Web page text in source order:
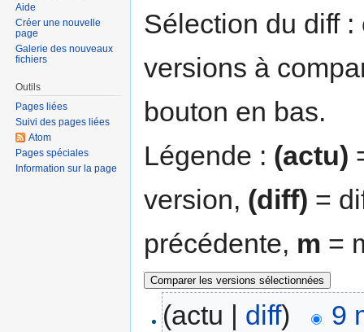
Sélection du diff
versions à
bouton en bas.
Légende : (actu)
version, (diff) =
précédente, m =
(actu | diff)
9
Aide
Créer une nouvelle
page
Galerie des nouveaux
fichiers
Outils
Pages liées
Suivi des pages liées
Atom
Pages spéciales
Information sur la page